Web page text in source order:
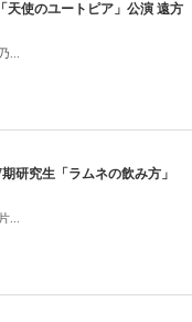
天使のユートピア」公演 遠方
...
研究生「ラムネの飲み方」
...